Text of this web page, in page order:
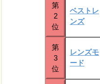
第
2
位
ベストレ
ンズ
第
3
位
レンズモ
ード